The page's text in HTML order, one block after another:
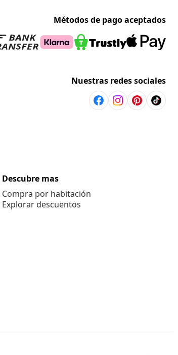
Métodos de pago aceptados
Nuestras redes sociales
Descubre mas
Compra por habitación
Explorar descuentos